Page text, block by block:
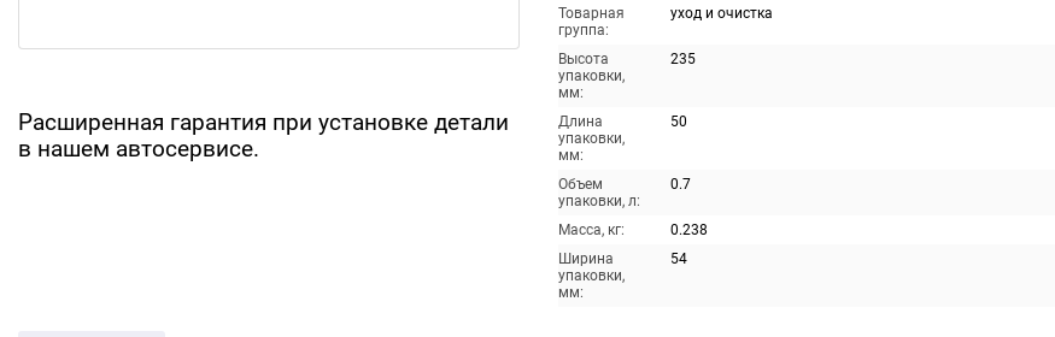
Расширенная гарантия при установке детали
в нашем автосервисе.
Товарная
группа:
уход и очистка
Высота
упаковки,
мм:
235
Длина
упаковки,
мм:
50
Объем
упаковки, л:
0.7
Масса, кг:
0.238
Ширина
упаковки,
мм:
54